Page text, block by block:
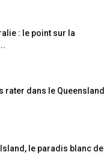
: le point sur la
rater dans le Queensland
le paradis blanc de